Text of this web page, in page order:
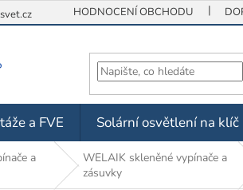
HODNOCENÍ OBCHODU
a FVE Solární osvětlení na klíč
a
WELAIK skleněné vypínače a
zásuvky